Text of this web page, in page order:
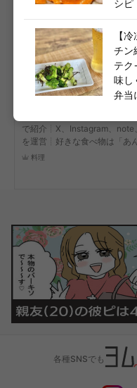
この記事を書いた人
「時短で美味しい
脱サラ料理家
『なにもしたくない日のひ
ー60万┊Pasco公認アンバサ
┊29歳で脱サラし料理家にな
で紹介┊X、Instagram、note
を運営┊好きな食べ物は「あん
料理
シピ
【
チン
テク
味し
弁当
各種SNSでも